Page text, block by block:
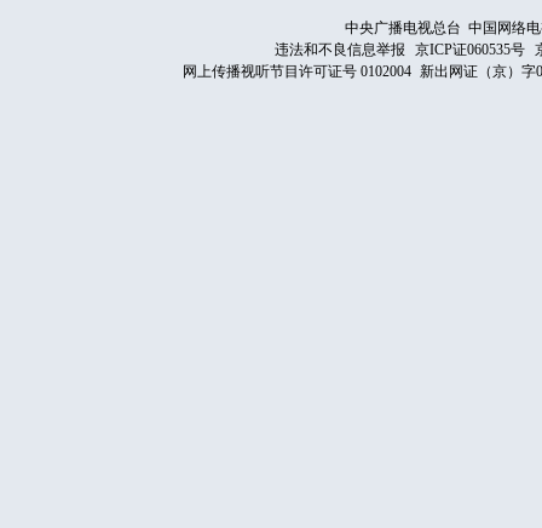
中央广播电视总台 中国网络
违法和不良信息举报
京ICP证060535号
网上传播视听节目许可证号 0102004 新出网证（京）